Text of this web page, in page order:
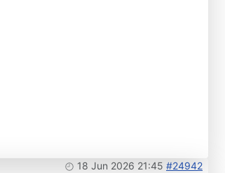
18 Jun 2026 21:45 #24942